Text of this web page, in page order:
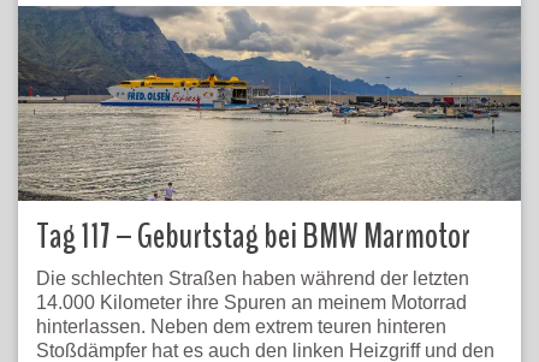
Tag 117 – Geburtstag bei BMW Marmotor
Die schlechten Straßen haben während der letzten
14.000 Kilometer ihre Spuren an meinem Motorrad
hinterlassen. Neben dem extrem teuren hinteren
Stoßdämpfer hat es auch den linken Heizgriff und den